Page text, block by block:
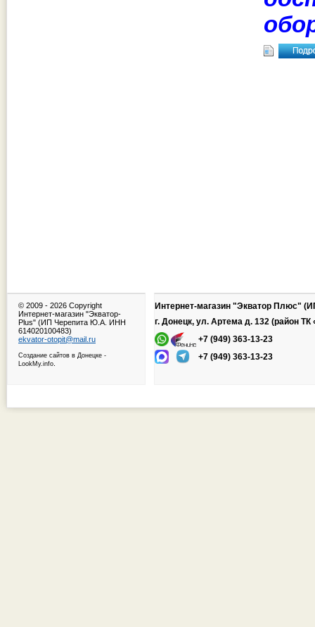
© 2009 - 2026 Copyright
Интернет-магазин "Экватор-
Plus" (ИП Черепита Ю.А. ИНН
614020100483)
ekvator-otopit@mail.ru
Создание сайтов в Донецке -
LookMy.info
Интернет-магазин "Экватор Плюс"
г. Донецк, ул. Артема д. 132 (район ТК
+7 (949) 363-13-23
+7 (949) 363-13-23